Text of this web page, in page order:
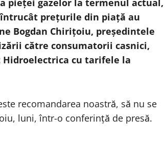
pieței gazelor la termenul actual,
prețurile din piață au
Bogdan Chirițoiu, președintele
către consumatorii casnici,
Hidroelectrica cu tarifele la
recomandarea noastră, să nu se
luni, într-o conferință de presă.